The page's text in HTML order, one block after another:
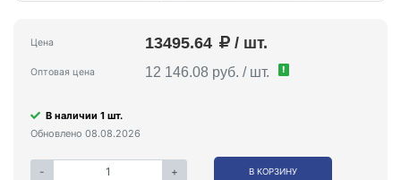
Цена 13495.64 / шт.
Оптовая цена 12 146.08 руб. / шт. !
В наличии 1 шт.
Обновлено 08.08.2026
- + В КОРЗИНУ